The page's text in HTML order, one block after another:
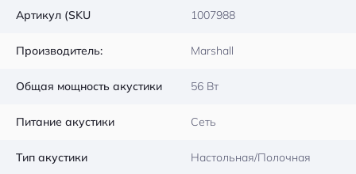
Артикул (SKU 1007988
Производитель: Marshall
Общая мощность акустики 56 Вт
Питание акустики Сеть
Тип акустики Настольная/Полочная